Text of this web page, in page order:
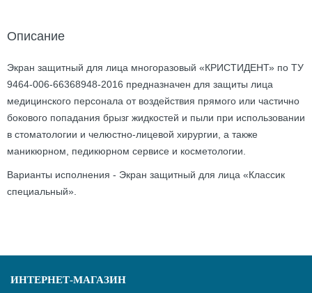
Описание
Экран защитный для лица многоразовый «КРИСТИДЕНТ» по ТУ
9464-006-66368948-2016 предназначен для защиты лица
медицинского персонала от воздействия прямого или частично
бокового попадания брызг жидкостей и пыли при использовании
в стоматологии и челюстно-лицевой хирургии, а также
маникюрном, педикюрном сервисе и косметологии.
Варианты исполнения - Экран защитный для лица «Классик
специальный».
ИНТЕРНЕТ-МАГАЗИН